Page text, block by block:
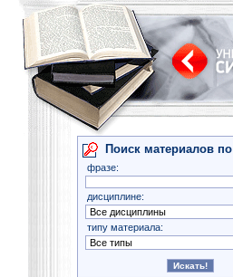
Поиск материалов по
фразе:
дисциплине:
типу материала: